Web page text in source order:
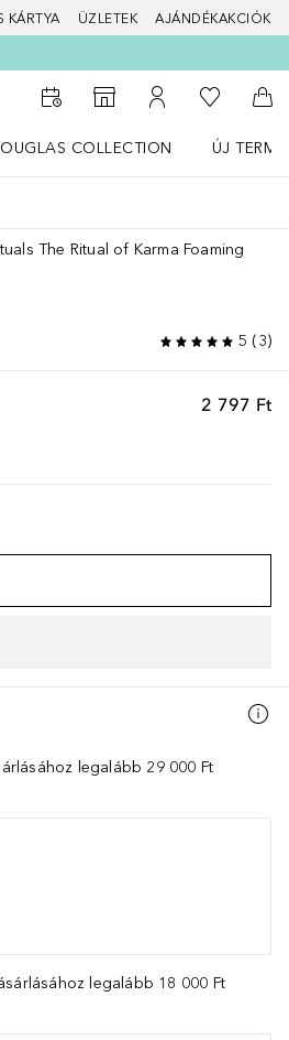
KÁRTYA ÜZLETEK AJÁNDÉKAKCIÓK
Az üzletkeresőhöz
A fiókomhoz
A
COLLECTION
ÚJ
The Ritual of Karma Foaming
5 (3)
2 797 Ft
legalább 29 000 Ft
legalább 18 000 Ft